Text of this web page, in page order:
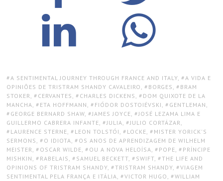
TAGS:
A SENTIMENTAL JOURNEY THROUGH FRANCE AND ITALY, A VIDA E
OPINIÕES DE TRISTRAM SHANDY CAVALEIRO , BORGES , BRAM
STOKER, CERVANTES , CHARLES DICKENS , DOM QUIXOTE DE LA
MANCHA, ETA HOFFMANN , FIÓDOR DOSTOIÉVSKI , GENTLEMAN ,
GEORGE BERNARD SHAW, JAMES JOYCE, JOSÉ LEZAMA LIMA E
GUILLERMO CABRERA INFANTE, JULIA, JULIO CORTÁZAR,
LAURENCE STERNE, LEON TOLSTÓI , LOCKE, MISTER YORICK'S
SERMONS , O IDIOTA, OS ANOS DE APRENDIZAGEM DE WILHELM
MEISTER, OSCAR WILDE, OU A NOVA HELOÍSA, POPE, PRÍNCIPE
MISHKIN , RABELAIS , SAMUEL BECKETT, SWIFT, THE LIFE AND
OPINIONS OF TRISTRAM SHANDY, TRISTRAM SHANDY, VIAGEM
SENTIMENTAL PELA FRANÇA E ITÁLIA, VICTOR HUGO , WILLIAM